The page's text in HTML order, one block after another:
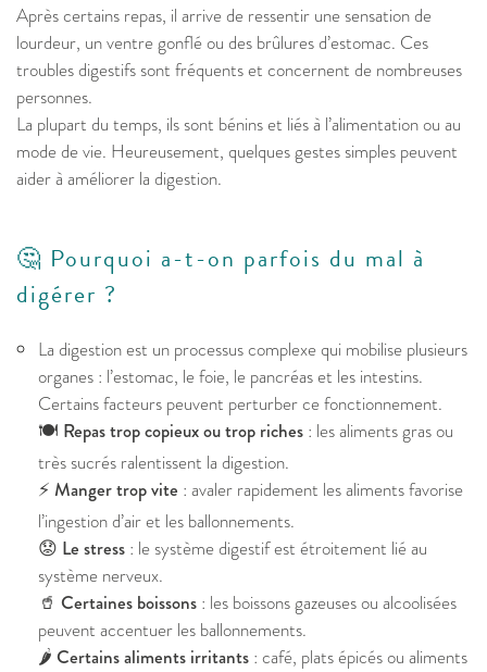
Après certains repas, il arrive de ressentir une sensation de
lourdeur, un ventre gonflé ou des brûlures d’estomac. Ces
troubles digestifs sont fréquents et concernent de nombreuses
personnes.
La plupart du temps, ils sont bénins et liés à l’alimentation ou au
mode de vie. Heureusement, quelques gestes simples peuvent
aider à améliorer la digestion.
🤔 Pourquoi a-t-on parfois du mal à
digérer ?
La digestion est un processus complexe qui mobilise plusieurs
organes : l’estomac, le foie, le pancréas et les intestins.
Certains facteurs peuvent perturber ce fonctionnement.
🍽️ Repas trop copieux ou trop riches : les aliments gras ou
très sucrés ralentissent la digestion.
⚡ Manger trop vite : avaler rapidement les aliments favorise
l’ingestion d’air et les ballonnements.
😟 Le stress : le système digestif est étroitement lié au
système nerveux.
🥤 Certaines boissons : les boissons gazeuses ou alcoolisées
peuvent accentuer les ballonnements.
🌶️ Certains aliments irritants : café, plats épicés ou aliments